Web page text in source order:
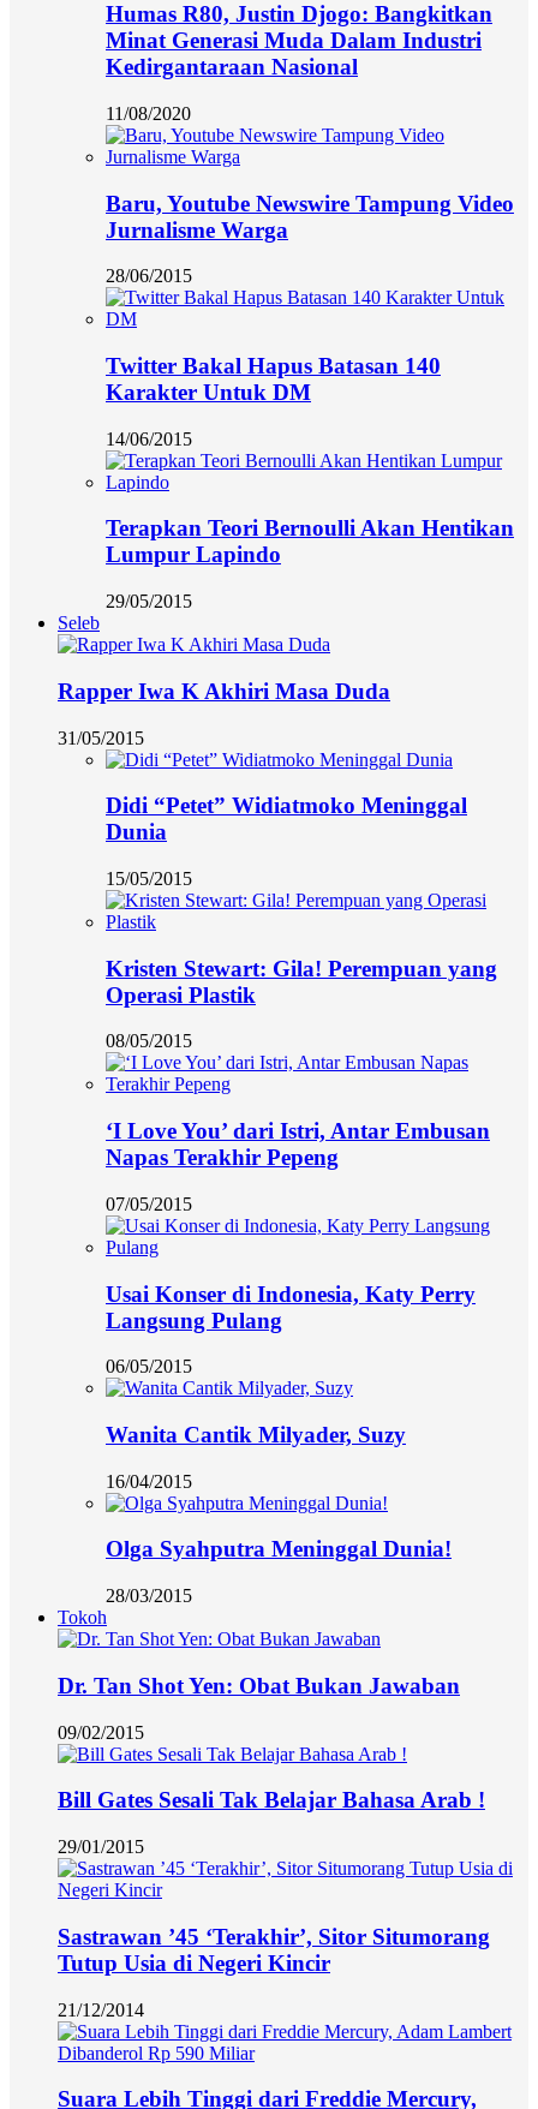
Humas R80, Justin Djogo: Bangkitkan
Minat Generasi Muda Dalam Industri
Kedirgantaraan Nasional
11/08/2020
Baru, Youtube Newswire Tampung Video
Jurnalisme Warga
28/06/2015
Twitter Bakal Hapus Batasan 140
Karakter Untuk DM
14/06/2015
Terapkan Teori Bernoulli Akan Hentikan
Lumpur Lapindo
29/05/2015
Seleb
Rapper Iwa K Akhiri Masa Duda
31/05/2015
Didi “Petet” Widiatmoko Meninggal
Dunia
15/05/2015
Kristen Stewart: Gila! Perempuan yang
Operasi Plastik
08/05/2015
‘I Love You’ dari Istri, Antar Embusan
Napas Terakhir Pepeng
07/05/2015
Usai Konser di Indonesia, Katy Perry
Langsung Pulang
06/05/2015
Wanita Cantik Milyader, Suzy
16/04/2015
Olga Syahputra Meninggal Dunia!
28/03/2015
Tokoh
Dr. Tan Shot Yen: Obat Bukan Jawaban
09/02/2015
Bill Gates Sesali Tak Belajar Bahasa Arab !
29/01/2015
Sastrawan ’45 ‘Terakhir’, Sitor Situmorang
Tutup Usia di Negeri Kincir
21/12/2014
Suara Lebih Tinggi dari Freddie Mercury,